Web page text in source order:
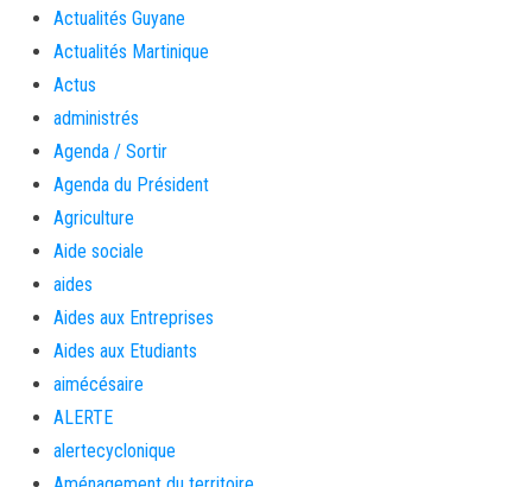
Actualités Guyane
Actualités Martinique
Actus
administrés
Agenda / Sortir
Agenda du Président
Agriculture
Aide sociale
aides
Aides aux Entreprises
Aides aux Etudiants
aimécésaire
ALERTE
alertecyclonique